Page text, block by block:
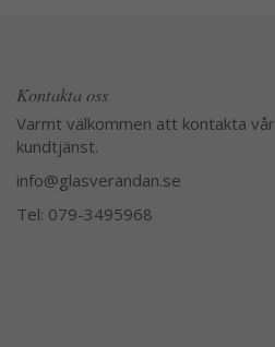
Kontakta oss
Varmt välkommen att kontakta vår
kundtjänst.
info@glasverandan.se
Tel: 079-3495968